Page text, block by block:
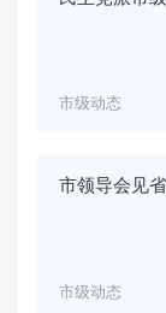
市级动态
市领导会见
市级动态